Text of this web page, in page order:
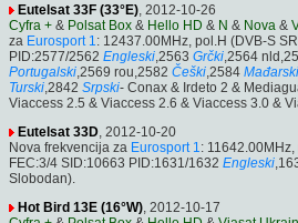
Eutelsat 33F (33°E), 2012-10-26
Cyfra + & Polsat Box & Hello HD & N & Nova &
za Eurosport 1: 12437.00MHz, pol.H (DVB-S
PID:2577/2562 Engleski,2563 Grčki,2564
Portugalski,2569 rou,2582 Češki,2584 Mađarski
Turski,2842 Srpski- Conax & Irdeto 2 &
Viaccess 2.5 & Viaccess 2.6 & Viaccess 3.0 &
Eutelsat 33D, 2012-10-20
Nova frekvencija za Eurosport 1:
FEC:3/4 SID:10663 PID:1631/1632 Engleski
Slobodan).
Hot Bird 13E (16°W), 2012-10-17